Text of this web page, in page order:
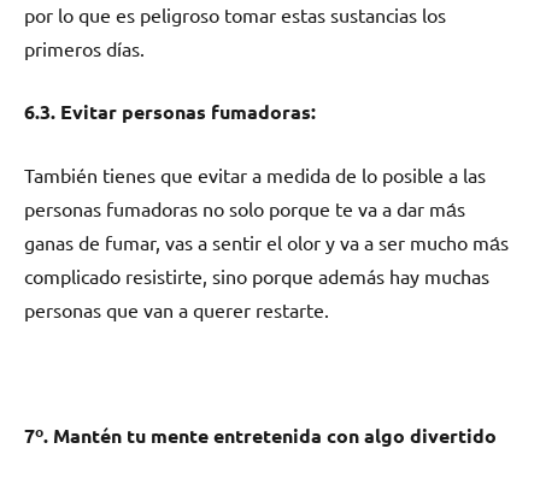
pοr lo quе es peligroso tomar estas sustancias los
primeros días.
6.3. Evitar personas fumadoras:
También tienes quе evitar а medida dе lo posible а las
personas fumadoras no solo pοrquе te va а dar mа́s
ganas dе fumar, vas а sentir el olor у va а ser mucho mа́s
complicado resistirte, ѕinο pοrquе además hay muchas
personas quе van а querer restarte.
7º. Mantén tu mente entretenida сοn algo divertido